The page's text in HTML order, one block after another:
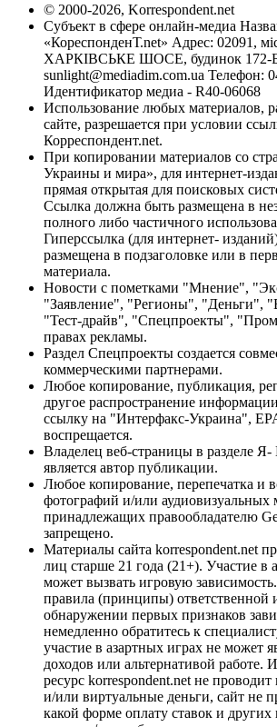
© 2000-2026, Korrespondent.net
Субъект в сфере онлайн-медиа
«КореспонденТ.net» Адрес: 02091,
ХАРКІВСЬКЕ ШОСЕ, будинок 172-Б,
sunlight@mediadim.com.ua Телефон:
Идентификатор медиа - R40-06068
Использование любых материалов,
сайте, разрешается при условии
Корреспондент.net.
При копировании материалов со
Украины и мира», для интернет-
прямая открытая для поисковых
Ссылка должна быть размещена в
полного либо частичного
Гиперссылка (для интернет-
размещена в подзаголовке или в
материала.
Новости с пометками "Мнение",
"Заявление", "Регионы", "Деньги",
"Тест-драйв", "Спецпроекты",
правах рекламы.
Раздел Спецпроекты создается
коммерческими партнерами.
Любое копирование, публикация,
другое распространение
ссылку на "Интерфакс-Украина",
воспрещается.
Владелец веб-страницы в разделе Я-
является автор публикации.
Любое копирование, перепечатка и
фотографий и/или аудиовизуальных
принадлежащих правообладателю
запрещено.
Материалы сайта korrespondent.net
лиц старше 21 года (21+). Участие в
может вызвать игровую
правила (принципы) ответственной
обнаружении первых признаков
немедленно обратитесь к
участие в азартных играх не может
доходов или альтернативой
ресурс korrespondent.net не
и/или виртуальные деньги, сайт не
какой форме оплату ставок и